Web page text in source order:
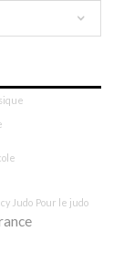
Judo Pour le judo